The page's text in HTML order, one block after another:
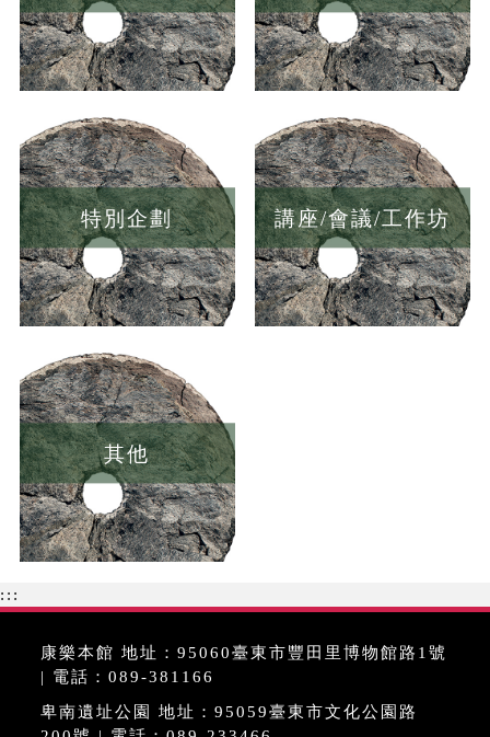
特別企劃 講座/會議/工作坊
其他
:::
康樂本館 地址：95060臺東市豐田里博物館路1號
| 電話：089-381166
卑南遺址公園 地址：95059臺東市文化公園路